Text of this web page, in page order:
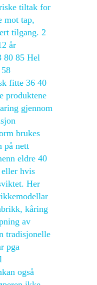
tiltak for
mot tap,
tilgang. 2
år
80 85 Hel
fitte 36 40
produktene
gjennom
brukes
på nett
eldre 40
eller hvis
Her
kåring
av
tradisjonelle
pga
også